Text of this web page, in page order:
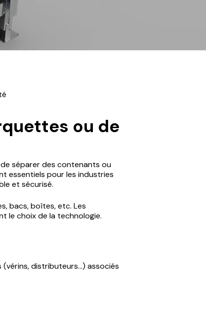
de
du Bâtiments
du Textile
ou de
séparer des contenants ou
essentiels pour les industries
et sécurisé.
bacs, boîtes, etc. Les
le choix de la technologie.
distributeurs…) associés